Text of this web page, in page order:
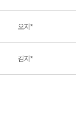
오지*
김지*